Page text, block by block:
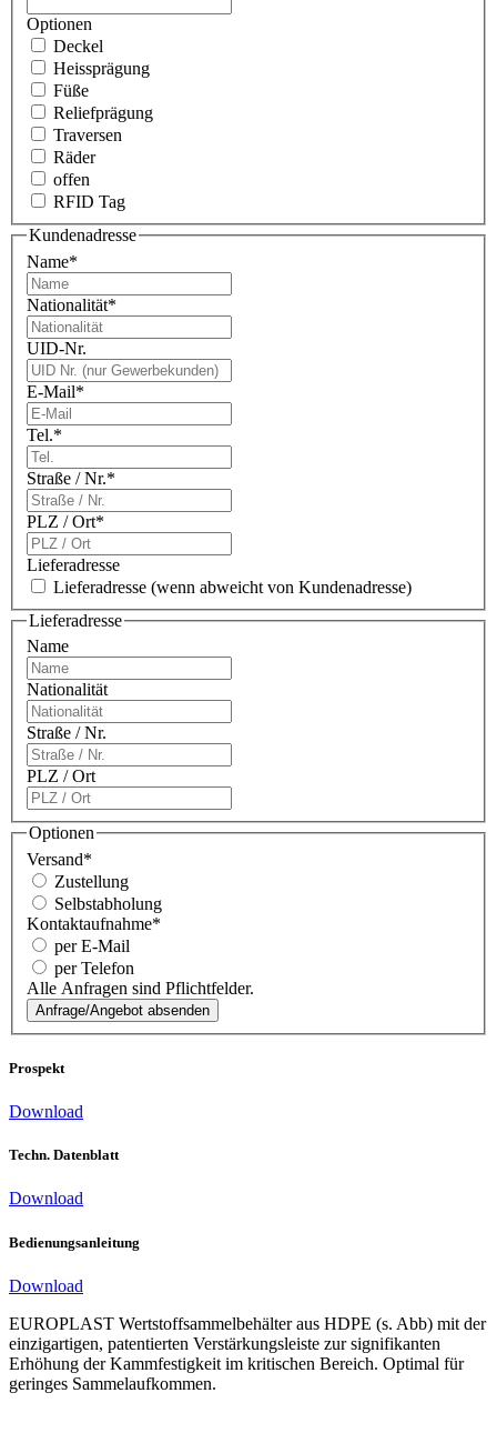
Optionen
Deckel
Heissprägung
Füße
Reliefprägung
Traversen
Räder
offen
RFID Tag
Kundenadresse
Name*
Nationalität*
UID-Nr.
E-Mail*
Tel.*
Straße / Nr.*
PLZ / Ort*
Lieferadresse
Lieferadresse (wenn abweicht von Kundenadresse)
Lieferadresse
Name
Nationalität
Straße / Nr.
PLZ / Ort
Optionen
Versand*
Zustellung
Selbstabholung
Kontaktaufnahme*
per E-Mail
per Telefon
Alle Anfragen sind Pflichtfelder.
Prospekt
Download
Techn. Datenblatt
Download
Bedienungs­anleitung
Download
EUROPLAST Wertstoffsammelbehälter aus HDPE (s. Abb) mit der
einzigartigen, patentierten Verstärkungsleiste zur signifikanten
Erhöhung der Kammfestigkeit im kritischen Bereich. Optimal für
geringes Sammelaufkommen.